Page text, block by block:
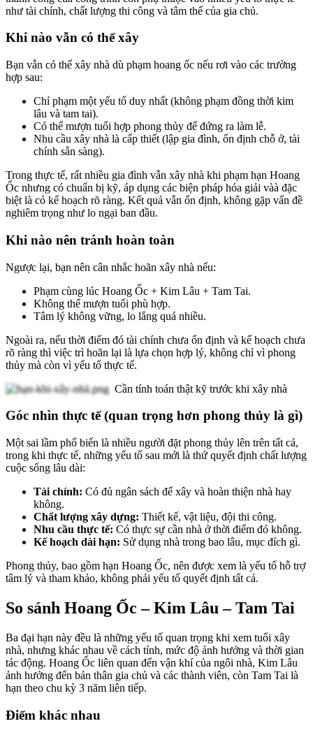
như tài chính, chất lượng thi công và tâm thế của gia chủ.
Khi nào vẫn có thể xây
Bạn vẫn có thể xây nhà dù phạm hoang ốc nếu rơi vào các trường
hợp sau:
Chỉ phạm một yếu tố duy nhất (không phạm đồng thời kim
lâu và tam tai).
Có thể mượn tuổi hợp phong thủy để đứng ra làm lễ.
Nhu cầu xây nhà là cấp thiết (lập gia đình, ổn định chỗ ở, tài
chính sẵn sàng).
Trong thực tế, rất nhiều gia đình vẫn xây nhà khi phạm hạn Hoang
Ốc nhưng có chuẩn bị kỹ, áp dụng các biện pháp hóa giải vàà đặc
biệt là có kế hoạch rõ ràng. Kết quả vẫn ổn định, không gặp vấn đề
nghiêm trọng như lo ngại ban đầu.
Khi nào nên tránh hoàn toàn
Ngược lại, bạn nên cân nhắc hoãn xây nhà nếu:
Phạm cùng lúc Hoang Ốc + Kim Lâu + Tam Tai.
Không thể mượn tuổi phù hợp.
Tâm lý không vững, lo lắng quá nhiều.
Ngoài ra, nếu thời điểm đó tài chính chưa ổn định và kế hoạch chưa
rõ ràng thì việc trì hoãn lại là lựa chọn hợp lý, không chỉ vì phong
thủy mà còn vì yếu tố thực tế.
Cần tính toán thật kỹ trước khi xây nhà
Góc nhìn thực tế (quan trọng hơn phong thủy là gì)
Một sai lầm phổ biến là nhiều người đặt phong thủy lên trên tất cả,
trong khi thực tế, những yếu tố sau mới là thứ quyết định chất lượng
cuộc sống lâu dài:
Tài chính: Có đủ ngân sách để xây và hoàn thiện nhà hay
không.
Chất lượng xây dựng: Thiết kế, vật liệu, đội thi công.
Nhu cầu thực tế: Có thực sự cần nhà ở thời điểm đó không.
Kế hoạch dài hạn: Sử dụng nhà trong bao lâu, mục đích gì.
Phong thủy, bao gồm hạn Hoang Ốc, nên được xem là yếu tố hỗ trợ
tâm lý và tham khảo, không phải yếu tố quyết định tất cả.
So sánh Hoang Ốc – Kim Lâu – Tam Tai
Ba đại hạn này đều là những yếu tố quan trọng khi xem tuổi xây
nhà, nhưng khác nhau về cách tính, mức độ ảnh hưởng và thời gian
tác động. Hoang Ốc liên quan đến vận khí của ngôi nhà, Kim Lâu
ảnh hưởng đến bản thân gia chủ và các thành viên, còn Tam Tai là
hạn theo chu kỳ 3 năm liên tiếp.
Điểm khác nhau